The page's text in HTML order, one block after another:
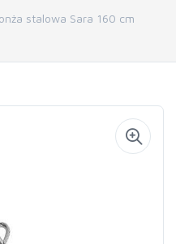
stalowa Sara 160 cm